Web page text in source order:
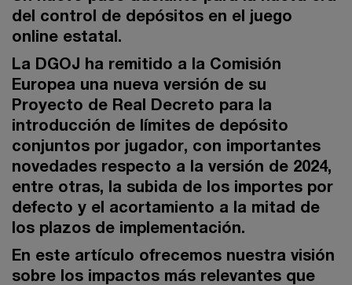
del control de depósitos en el juego
online estatal.
La DGOJ ha remitido a la Comisión
Europea una nueva versión de su
Proyecto de Real Decreto para la
introducción de límites de depósito
conjuntos por jugador, con importantes
novedades respecto a la versión de 2024,
entre otras, la subida de los importes por
defecto y el acortamiento a la mitad de
los plazos de implementación.
En este artículo ofrecemos nuestra visión
sobre los impactos más relevantes que